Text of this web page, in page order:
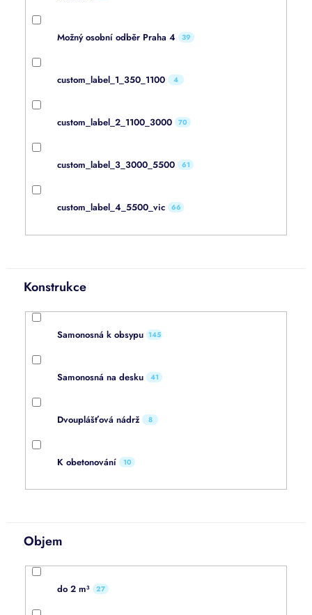
Možný osobní odběr Praha 4 39
custom_label_1_350_1100 4
custom_label_2_1100_3000 70
custom_label_3_3000_5500 61
custom_label_4_5500_vic 66
Konstrukce
Samonosná k obsypu 145
Samonosná na desku 41
Dvouplášťová nádrž 8
K obetonování 10
Objem
do 2 m³ 27